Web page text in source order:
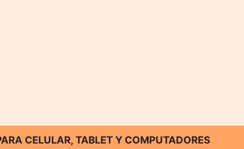
CELULAR, TABLET Y COMPUTADORES